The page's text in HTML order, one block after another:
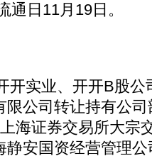
通日11月19日。
实业、开开B股公
限公司转让持有公
海证券交易所大宗
静安国资经营管理公